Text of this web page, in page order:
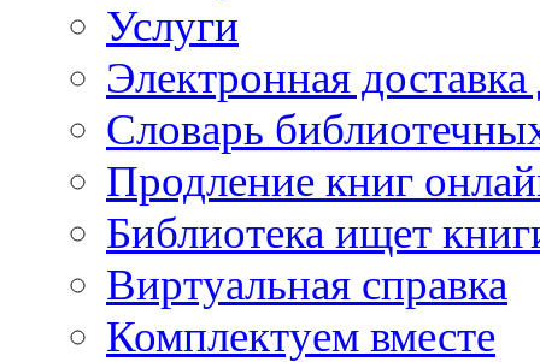
Услуги
Электронная
Словарь
Продление книг
Библиотека ищет
Виртуальная справка
Комплектуем вместе